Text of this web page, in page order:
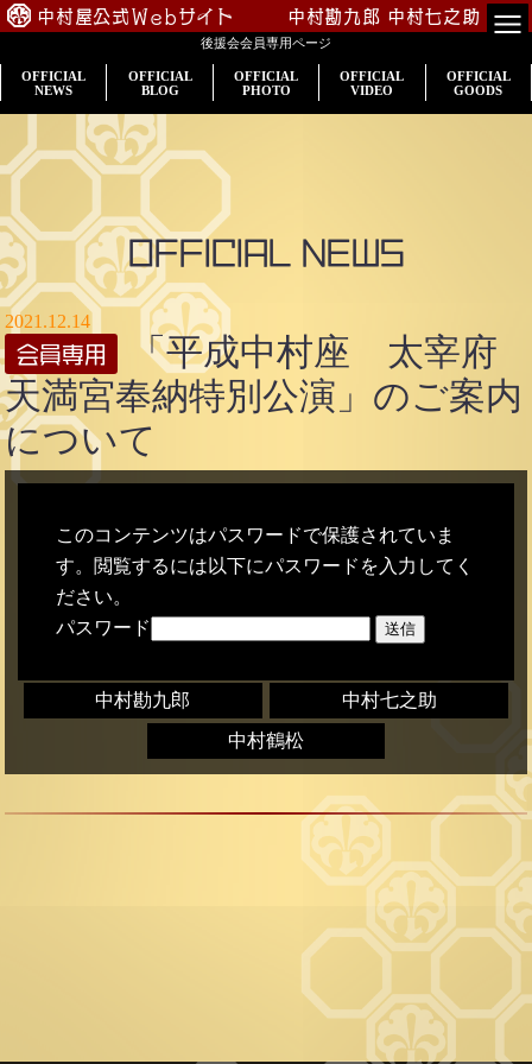
中村屋公式Webサイト 中村勘九郎 中村七之助
会員専用
公演案内
出演情報
入会のご案内
プロフィール
中村屋一門
後援会会員専用ページ
OFFICIAL
NEWS
OFFICIAL
BLOG
OFFICIAL
PHOTO
OFFICIAL
VIDEO
OFFICIAL
GOODS
OFFICIAL NEWS
2021.12.14
「平成中村座 太宰府
天満宮奉納特別公演」のご案内
について
このコンテンツはパスワードで保護されていま
す。閲覧するには以下にパスワードを入力してく
ださい。
パスワード
中村七之助
中村勘九郎
中村鶴松